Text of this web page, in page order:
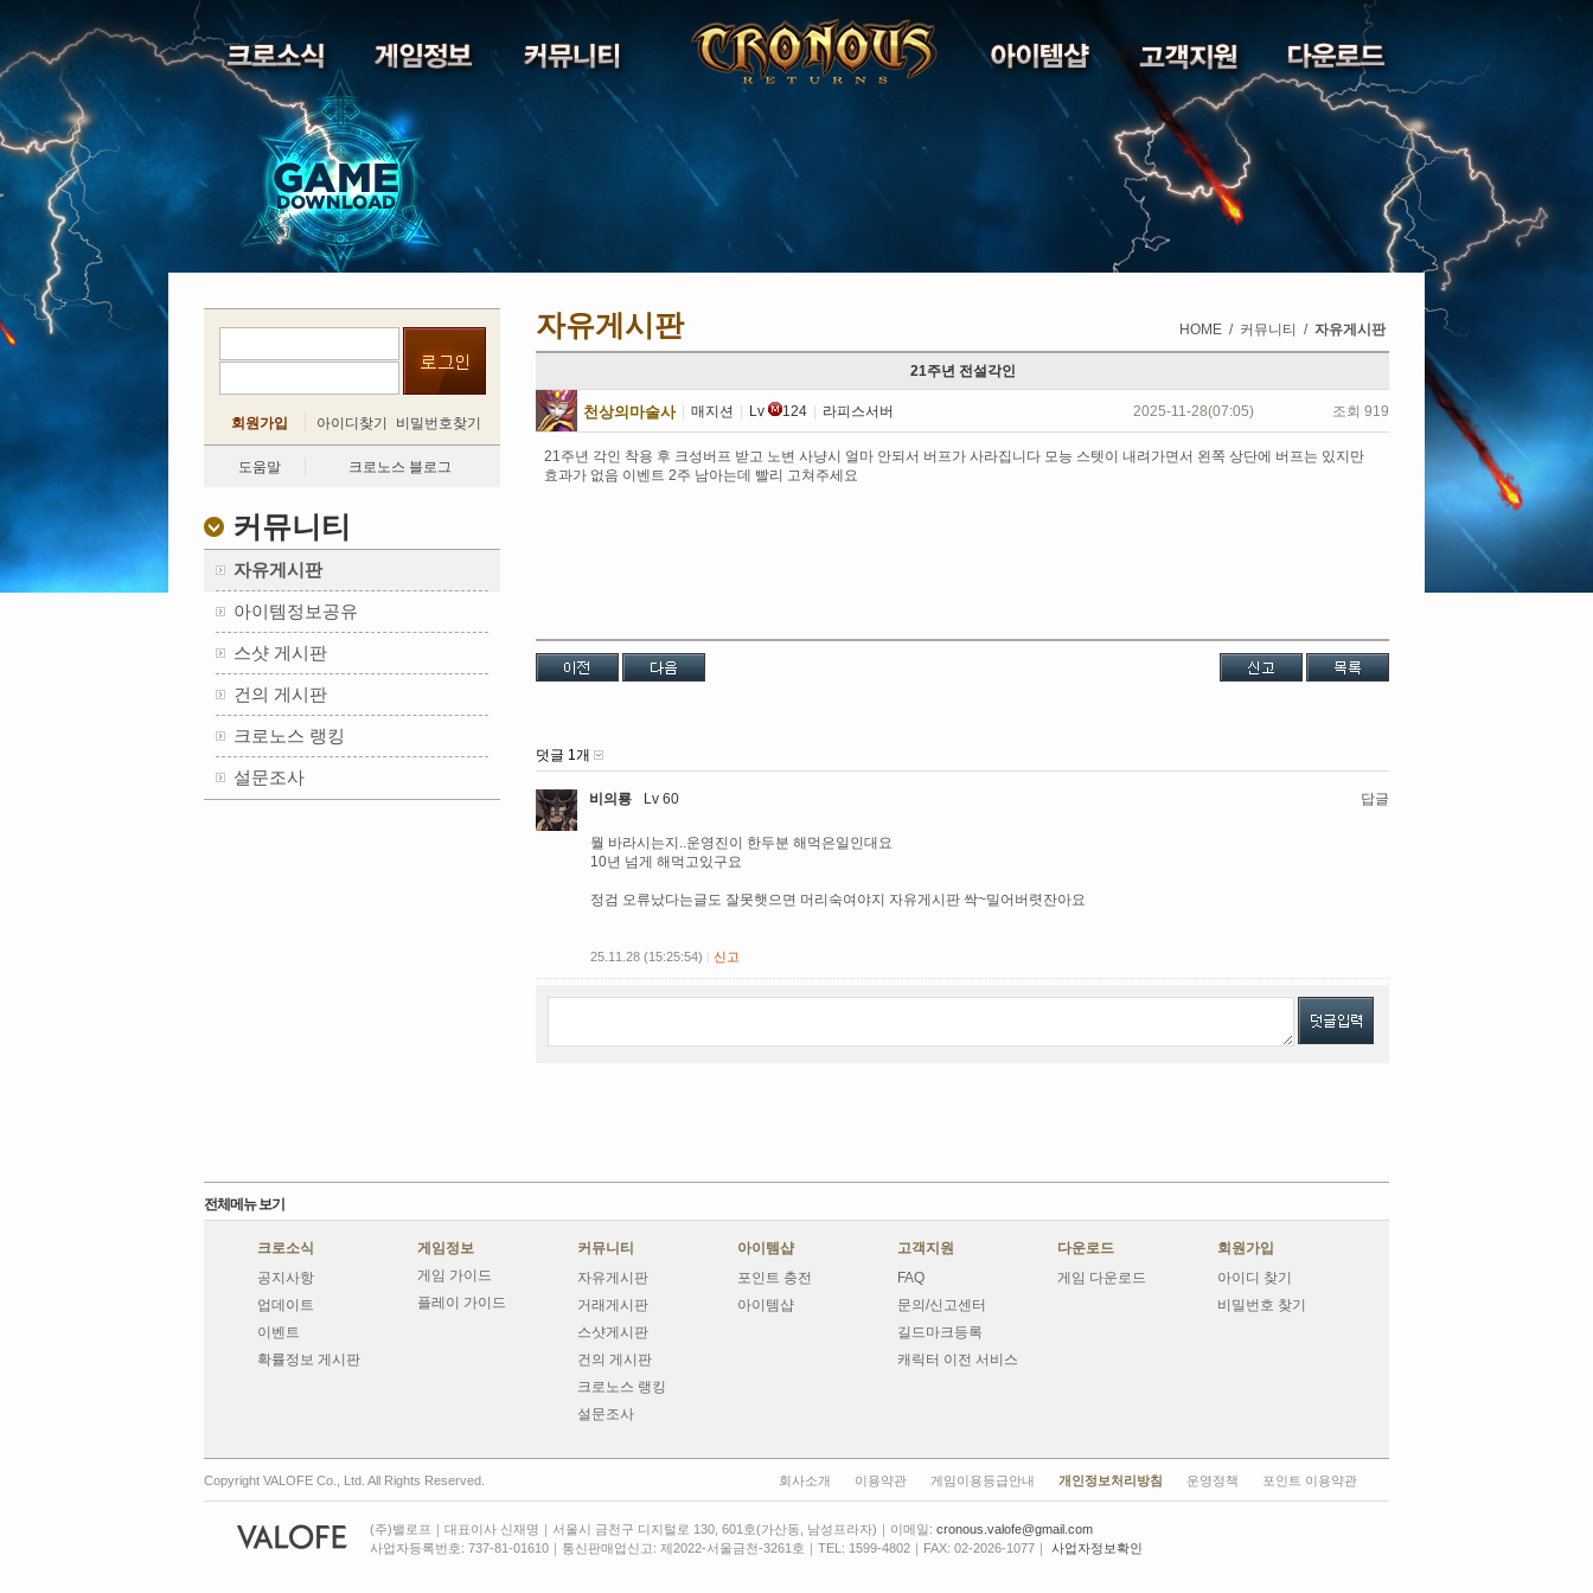
회원가입 아이디찾기 비밀번호찾기
도움말 크로노스 블로그
커뮤니티
자유게시판
아이템정보공유
스샷 게시판
건의 게시판
크로노스 랭킹
설문조사
자유게시판 HOME / 커뮤니티 / 자유게시판
21주년 전설각인
천상의마술사 매지션 Lv 124 라피스서버 2025-11-28(07:05) 조회 919
21주년 각인 착용 후 크성버프 받고 노변 사냥시 얼마 안되서 버프가 사라집니다 모능 스텟이 내려가면서 왼쪽 상단에 버프는 있지만
효과가 없음 이벤트 2주 남아는데 빨리 고쳐주세요
덧글 1개
비의룡 Lv 60 답글
뭘 바라시는지..운영진이 한두분 해먹은일인대요
10년 넘게 해먹고있구요
정검 오류났다는글도 잘못햇으면 머리숙여야지 자유게시판 싹~밀어버렷잔아요
25.11.28 (15:25:54) | 신고
전체메뉴 보기
크로소식
공지사항
업데이트
이벤트
확률정보 게시판
게임정보
게임 가이드
플레이 가이드
커뮤니티
자유게시판
거래게시판
스샷게시판
건의 게시판
크로노스 랭킹
설문조사
아이템샵
포인트 충전
아이템샵
고객지원
FAQ
문의/신고센터
길드마크등록
캐릭터 이전 서비스
다운로드
게임 다운로드
회원가입
아이디 찾기
비밀번호 찾기
Copyright VALOFE Co., Ltd. All Rights Reserved. 회사소개 이용약관 게임이용등급안내 개인정보처리방침 운영정책 포인트 이용약관
(주)밸로프｜대표이사 신재명｜서울시 금천구 디지털로 130, 601호(가산동, 남성프라자)｜이메일: cronous.valofe@gmail.com
사업자등록번호: 737-81-01610｜통신판매업신고: 제2022-서울금천-3261호｜TEL: 1599-4802｜FAX: 02-2026-1077｜ 사업자정보확인